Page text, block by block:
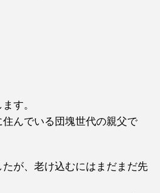
す。
んでいる団塊世代の親父で
が、老け込むにはまだまだ先